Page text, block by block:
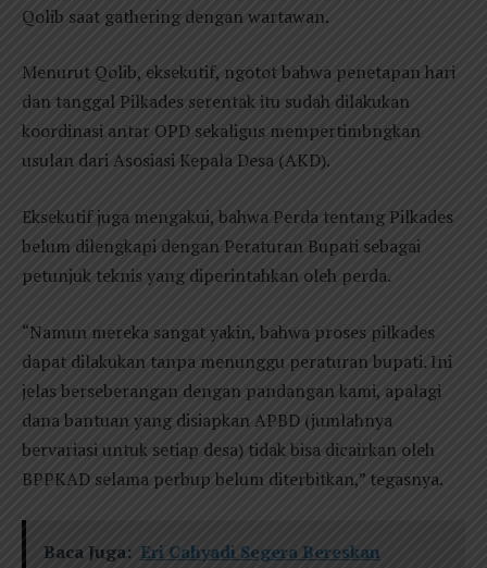
Qolib saat gathering dengan wartawan.
Menurut Qolib, eksekutif, ngotot bahwa penetapan hari
dan tanggal Pilkades serentak itu sudah dilakukan
koordinasi antar OPD sekaligus mempertimbngkan
usulan dari Asosiasi Kepala Desa (AKD).
Eksekutif juga mengakui, bahwa Perda tentang Pilkades
belum dilengkapi dengan Peraturan Bupati sebagai
petunjuk teknis yang diperintahkan oleh perda.
“Namun mereka sangat yakin, bahwa proses pilkades
dapat dilakukan tanpa menunggu peraturan bupati. Ini
jelas berseberangan dengan pandangan kami, apalagi
dana bantuan yang disiapkan APBD (jumlahnya
bervariasi untuk setiap desa) tidak bisa dicairkan oleh
BPPKAD selama perbup belum diterbitkan,” tegasnya.
Baca Juga: Eri Cahyadi Segera Bereskan